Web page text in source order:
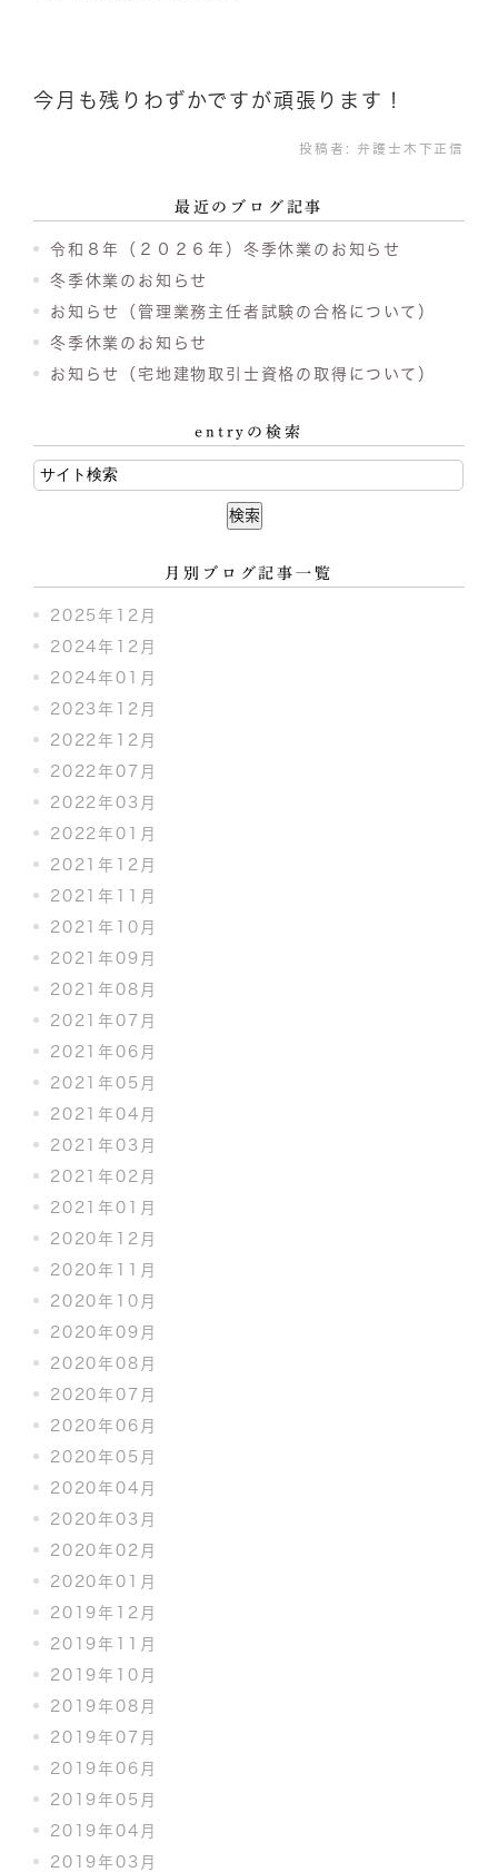
今月も残りわずかですが頑張ります！
投稿者: 弁護士木下正信
最近のブログ記事
令和８年（２０２６年）冬季休業のお知らせ
冬季休業のお知らせ
お知らせ（管理業務主任者試験の合格について）
冬季休業のお知らせ
お知らせ（宅地建物取引士資格の取得について）
entryの検索
月別ブログ記事一覧
2025年12月
2024年12月
2024年01月
2023年12月
2022年12月
2022年07月
2022年03月
2022年01月
2021年12月
2021年11月
2021年10月
2021年09月
2021年08月
2021年07月
2021年06月
2021年05月
2021年04月
2021年03月
2021年02月
2021年01月
2020年12月
2020年11月
2020年10月
2020年09月
2020年08月
2020年07月
2020年06月
2020年05月
2020年04月
2020年03月
2020年02月
2020年01月
2019年12月
2019年11月
2019年10月
2019年08月
2019年07月
2019年06月
2019年05月
2019年04月
2019年03月